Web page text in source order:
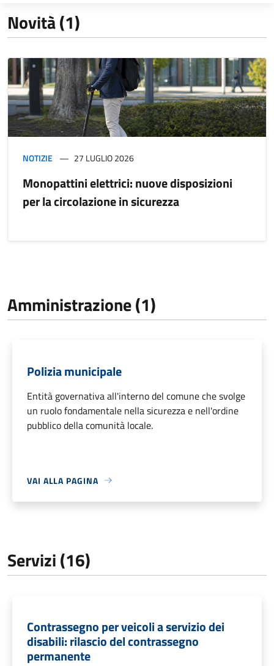
Novità (1)
NOTIZIE 27 LUGLIO 2026
Monopattini elettrici: nuove disposizioni
per la circolazione in sicurezza
Amministrazione (1)
Polizia municipale
Entità governativa all'interno del comune che svolge
un ruolo fondamentale nella sicurezza e nell'ordine
pubblico della comunità locale.
VAI ALLA PAGINA
Servizi (16)
Contrassegno per veicoli a servizio dei
disabili: rilascio del contrassegno
permanente